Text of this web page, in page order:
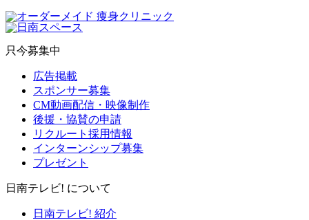
只今募集中
広告掲載
スポンサー募集
CM動画配信・映像制作
後援・協賛の申請
リクルート採用情報
インターンシップ募集
プレゼント
日南テレビ! について
日南テレビ! 紹介